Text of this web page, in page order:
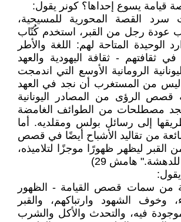
القصة المحورية للمسيحية،
عودة رجل من القبر، استخدم كُتّاب
الوحيدة المتاحة لهم: اللغة والأطر
في ثقافتهم - ثقافة اليهودية والعهد
الرومانية الأوسع التي اندمجت
ليس من المستغرب أن نجد في العهد
قصص الرؤى من المصادر اليونانية
تجد مصطلحات من الطوائف الغامضة
طريقها إلى رسائل بولس ومقلديه. أما
من تقاليد الأشباح أيضًا في قصص
القبر ليظهر ظهورًا موجزًا لتلاميذه،
هامش 29)
من سمات قصص القيامة - الظهور
وخوف الشهود وارتباكهم، والقبر
فيه، والتحدث والأكل والشرب